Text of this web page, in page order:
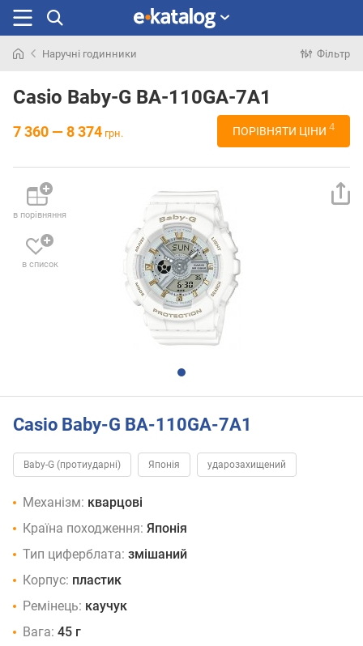
раніше
Наручні годинники Фільтр
Casio Baby-G BA-110GA-7A1
7 360 — 8 374 грн. ПОРІВНЯТИ ЦІНИ 4
в порівняння
в список
Casio Baby-G BA-110GA-7A1
Baby-G (протиударні) Японія ударозахищений
Механізм: кварцові
Країна походження: Японія
Тип циферблата: змішаний
Корпус: пластик
Ремінець: каучук
Вага: 45 г